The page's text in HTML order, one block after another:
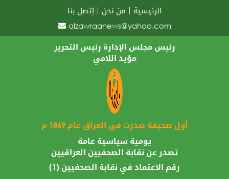
الرئيسية من نحن
إتصل بنا
alzawraanews@yahoo.com
رئيس مجلس الإدارة رئيس التحرير
مؤيد اللامي
أول صحيفة صدرت في العراق عام 1869 م
يومية سياسية عامة
تصدر عن نقابة الصحفيين العراقيين
رقم الاعتماد في نقابة الصحفيين (1)